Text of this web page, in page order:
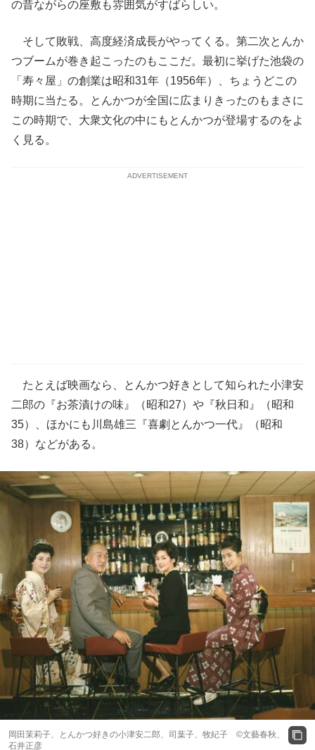
の昔ながらの座敷も雰囲気がすばらしい。
そして敗戦、高度経済成長がやってくる。第二次とんか
つブームが巻き起こったのもここだ。最初に挙げた池袋の
「寿々屋」の創業は昭和31年（1956年）、ちょうどこの
時期に当たる。とんかつが全国に広まりきったのもまさに
この時期で、大衆文化の中にもとんかつが登場するのをよ
く見る。
ADVERTISEMENT
たとえば映画なら、とんかつ好きとして知られた小津安
二郎の『お茶漬けの味』（昭和27）や『秋日和』（昭和
35）、ほかにも川島雄三『喜劇とんかつ一代』（昭和
38）などがある。
岡田茉莉子、とんかつ好きの小津安二郎、司葉子、牧紀子 ©文藝春秋、
石井正彦